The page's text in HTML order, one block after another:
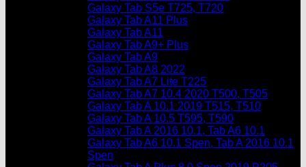
Galaxy Tab S5e T725, T720
Galaxy Tab A11 Plus
Galaxy Tab A11
Galaxy Tab A9+ Plus
Galaxy Tab A9
Galaxy Tab A8 2022
Galaxy Tab A7 Lite T225
Galaxy Tab A7 10.4 2020 T500, T505
Galaxy Tab A 10.1 2019 T515, T510
Galaxy Tab A 10.5 T595, T590
Galaxy Tab A 2016 10.1, Tab A6 10.1
Galaxy Tab A6 10.1 Spen, Tab A 2016 10.1
Spen